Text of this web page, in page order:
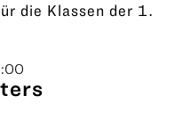
die Klassen der 1.